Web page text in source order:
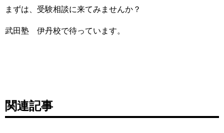
まずは、受験相談に来てみませんか？
武田塾 伊丹校で待っています。
関連記事